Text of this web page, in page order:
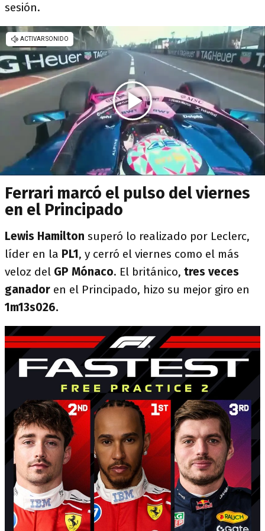
sesión.
Ferrari marcó el pulso del viernes
en el Principado
Lewis Hamilton superó lo realizado por Leclerc,
líder en la PL1, y cerró el viernes como el más
veloz del GP Mónaco. El británico, tres veces
ganador en el Principado, hizo su mejor giro en
1m13s026.